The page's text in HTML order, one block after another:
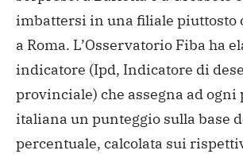
imbattersi in una filiale piuttosto
a Roma. L’Osservatorio Fiba ha
indicatore (Ipd, Indicatore di
provinciale) che assegna ad
italiana un punteggio sulla base
percentuale, calcolata sui